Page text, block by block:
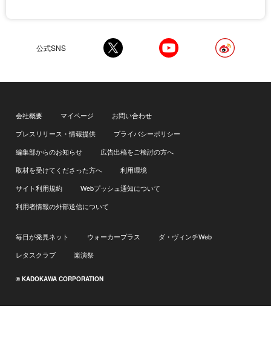
公式SNS
会社概要 マイページ
お問い合わせ
プレスリリース・情報提供
プライバシーポリシー
編集部からのお知らせ
広告出稿をご検討の方へ
取材を受けてくださった方へ
利用環境
サイト利用規約
Webプッシュ通知について
利用者情報の外部送信について
毎日が発見ネット ウォーカープラス
ダ・ヴィンチWeb
レタスクラブ
楽演祭
© KADOKAWA CORPORATION